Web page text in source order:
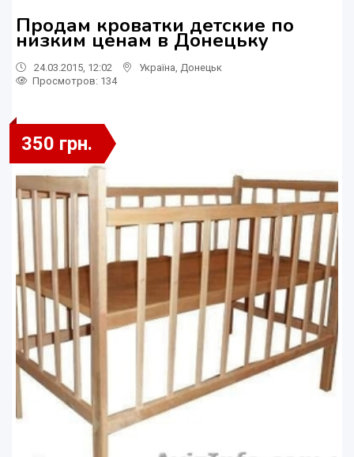
Продам кроватки детские по
низким ценам в Донецьку
24.03.2015, 12:02 Україна Донецьк
Просмотров: 134
350 грн.